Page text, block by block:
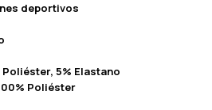
deportivos
5% Elastano
Poliéster